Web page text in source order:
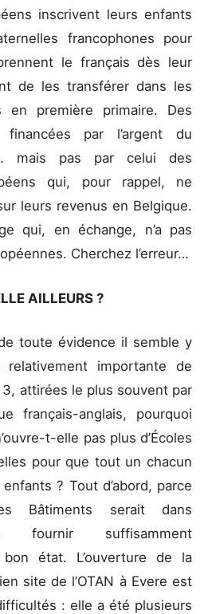
inscrivent leurs enfants
francophones pour
le français dès leur
de les transférer dans les
en première primaire. Des
financées par l’argent du
mais pas par celui des
qui, pour rappel, ne
leurs revenus en Belgique.
qui, en échange, n’a pas
Cherchez l’erreur…
AILLEURS ?
toute évidence il semble y
relativement importante de
attirées le plus souvent par
français-anglais, pourquoi
t-elle pas plus d’Écoles
pour que tout un chacun
? Tout d’abord, parce
Bâtiments serait dans
fournir suffisamment
bon état. L’ouverture de la
site de l’OTAN à Evere est
: elle a été plusieurs